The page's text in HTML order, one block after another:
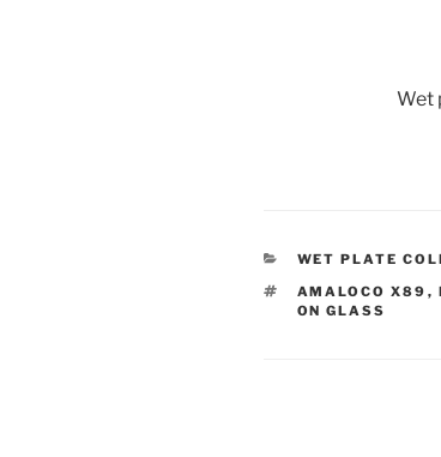
Wet
CATEGORIEËN
WET PLATE
TAGS
AMALOCO X89 ,
ON GLASS